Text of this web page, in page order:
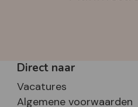
Direct naar
Vacatures
Algemene voorwaarden